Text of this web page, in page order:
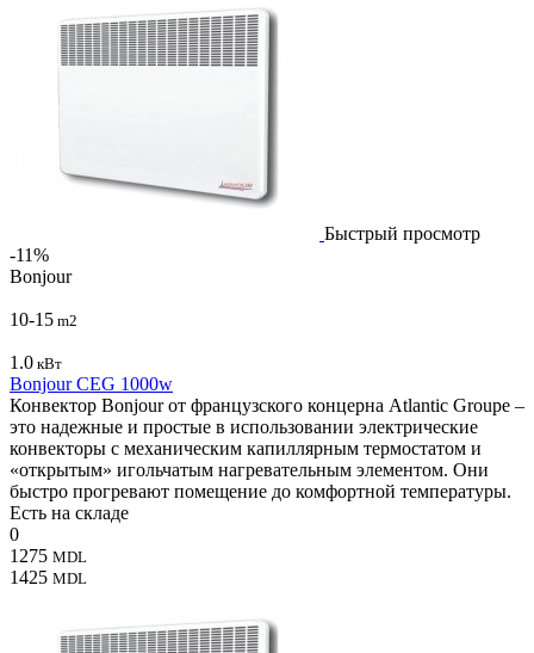
Быстрый просмотр
-11%
Bonjour
10-15 m2
1.0 кВт
Bonjour CEG 1000w
Конвектор Bonjour от французского концерна Atlantic Groupe –
это надежные и простые в использовании электрические
конвекторы с механическим капиллярным термостатом и
«открытым» игольчатым нагревательным элементом. Они
быстро прогревают помещение до комфортной температуры.
Есть на складе
0
1275 MDL
1425 MDL